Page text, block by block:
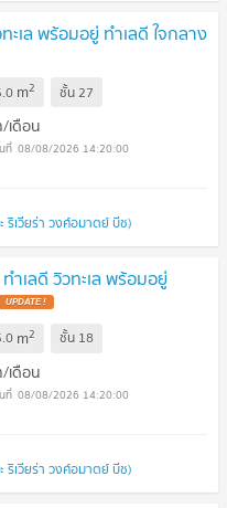
ะเล พร้อมอยู่ ทำเลดี ใจกลาง
m2 ชั้น27
เดือน
08/08/2026 14:20:00
ริเวียร่า วงศ์อมาตย์ บีช)
ำเลดี วิวทะเล พร้อมอยู่
m2 ชั้น 18
เดือน
08/08/2026 14:20:00
ริเวียร่า วงศ์อมาตย์ บีช)